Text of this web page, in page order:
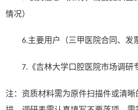
情况）
6.主要用户（三甲医院合同、发
7. 《吉林大学口腔医院市场调研
注：资质材料需为原件扫描件或清